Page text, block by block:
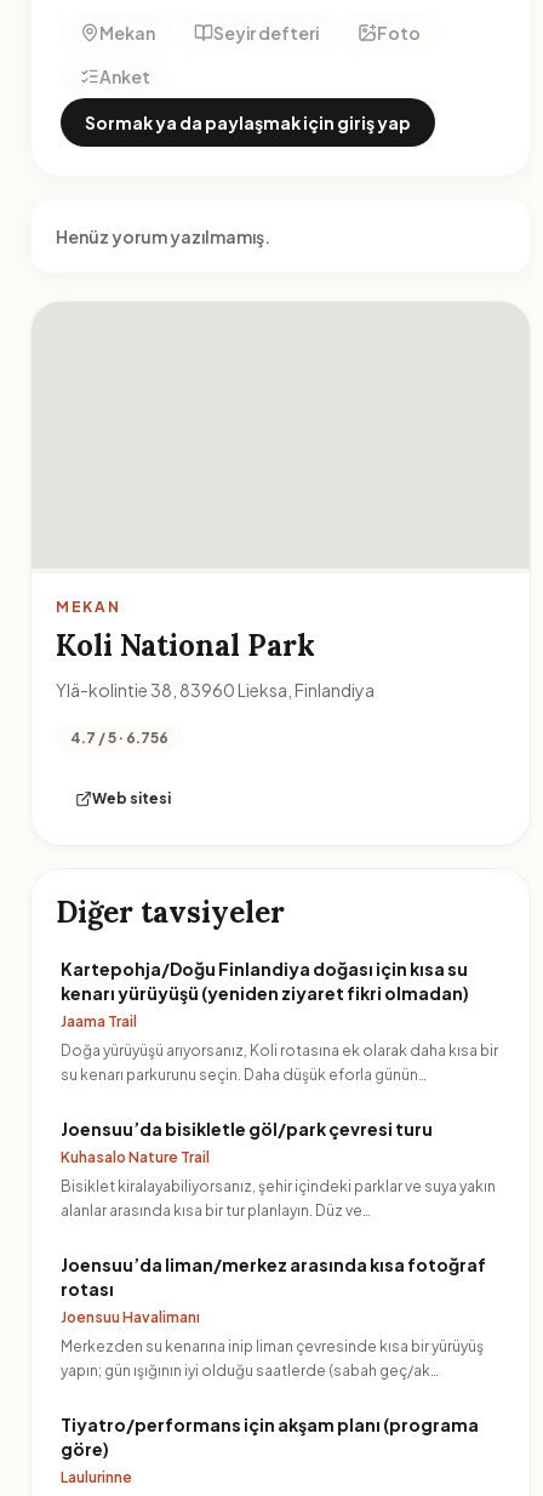
Mekan Seyir defteri
Foto
Anket
Sormak ya da paylaşmak için giriş yap
Henüz yorum yazılmamış.
MEKAN
Koli National Park
Ylä-kolintie 38, 83960 Lieksa, Finlandiya
4.7 / 5 · 6.756
Web sitesi
Diğer tavsiyeler
Kartepohja/Doğu Finlandiya doğası için kısa su
kenarı yürüyüşü (yeniden ziyaret fikri olmadan)
Jaama Trail
Doğa yürüyüşü arıyorsanız, Koli rotasına ek olarak daha kısa bir
su kenarı parkurunu seçin. Daha düşük eforla günün…
Joensuu’da bisikletle göl/park çevresi turu
Kuhasalo Nature Trail
Bisiklet kiralayabiliyorsanız, şehir içindeki parklar ve suya yakın
alanlar arasında kısa bir tur planlayın. Düz ve…
Joensuu’da liman/merkez arasında kısa fotoğraf
rotası
Joensuu Havalimanı
Merkezden su kenarına inip liman çevresinde kısa bir yürüyüş
yapın; gün ışığının iyi olduğu saatlerde (sabah geç/ak…
Tiyatro/performans için akşam planı (programa
göre)
Laulurinne